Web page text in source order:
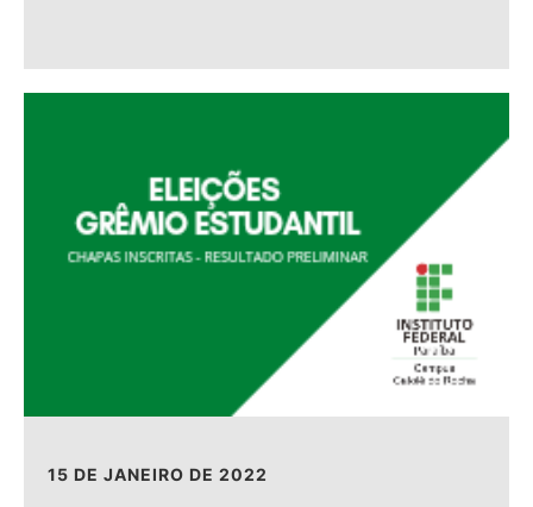
15 DE JANEIRO DE 2022